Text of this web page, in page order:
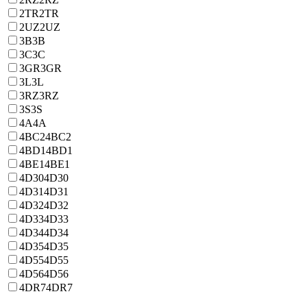
2TR2TR
2UZ2UZ
3B3B
3C3C
3GR3GR
3L3L
3RZ3RZ
3S3S
4A4A
4BC24BC2
4BD14BD1
4BE14BE1
4D304D30
4D314D31
4D324D32
4D334D33
4D344D34
4D354D35
4D554D55
4D564D56
4DR74DR7